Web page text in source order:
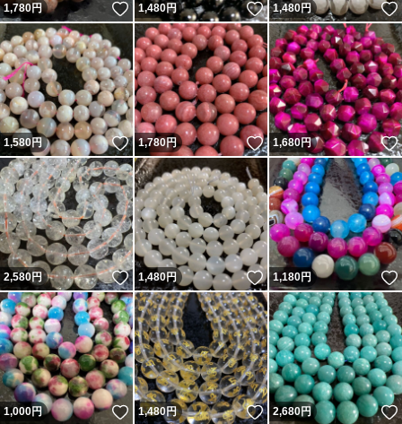
1,780円 いいね！
1,480円 いいね！
1,480円
1,580円 いいね！
1,780円 いいね！
1,680円
2,580円 いいね！
1,480円 いいね！
1,180円
1,000円 いいね！
1,480円 いいね！
2,680円